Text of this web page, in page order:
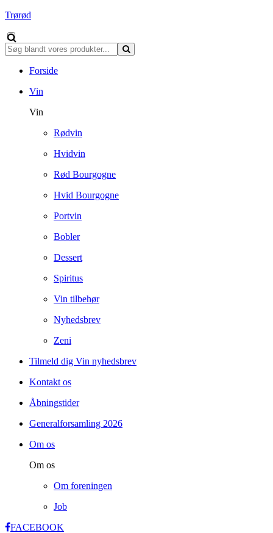
Trørød
Forside
Vin
Vin
Rødvin
Hvidvin
Rød Bourgogne
Hvid Bourgogne
Portvin
Bobler
Dessert
Spiritus
Vin tilbehør
Nyhedsbrev
Zeni
Tilmeld dig Vin nyhedsbrev
Kontakt os
Åbningstider
Generalforsamling 2026
Om os
Om os
Om foreningen
Job
FACEBOOK